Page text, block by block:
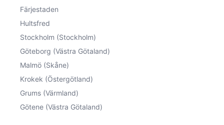
Färjestaden
Hultsfred
Stockholm (Stockholm)
Göteborg (Västra Götaland)
Malmö (Skåne)
Krokek (Östergötland)
Grums (Värmland)
Götene (Västra Götaland)